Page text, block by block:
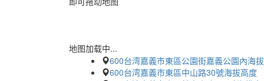
地图加载中...
600台湾嘉義市東區公園街嘉義公園內海
600台湾嘉義市東區中山路30號海拔高度